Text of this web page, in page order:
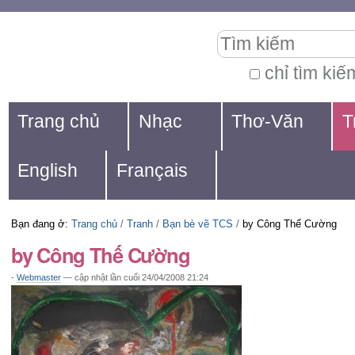
dung.
đến
mục
định
hướng
cá
nhân
chỉ tìm
kiếm
Navigation
Trang chủ Nhạc Thơ-Văn
English Français
Bạn đang ở: Trang chủ / Tranh / Bạn bè vẽ TCS / by Công Thế Cường
by Công Thế Cường
- Webmaster — cập nhật lần cuối 24/04/2008 21:24